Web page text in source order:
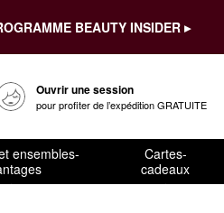
BEAUTY INSIDER ▸
Ouvrir une session
pour profiter de l’expédition GRATUITE
ensembles-
Cartes-
cadeaux